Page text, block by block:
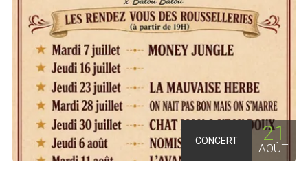
CONCERT 21
AOÛT